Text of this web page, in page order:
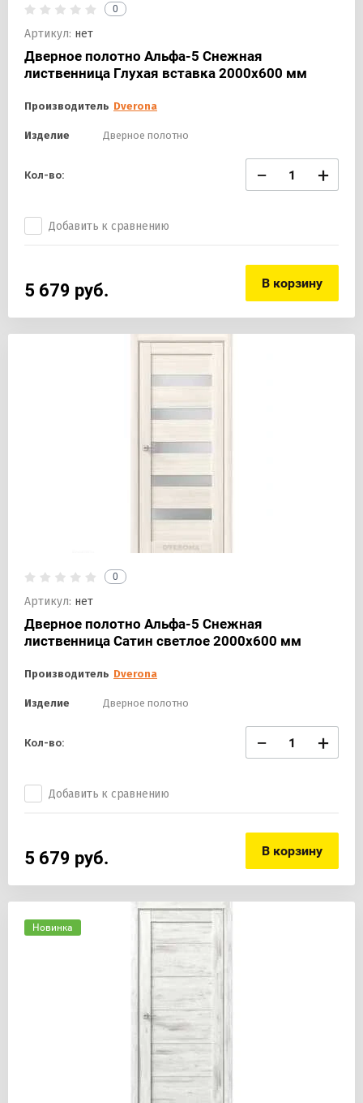
0
Артикул: нет
Дверное полотно Альфа-5 Снежная
лиственница Глухая вставка 2000х600 мм
Производитель Dverona
Изделие Дверное полотно
Кол-во: − +
Добавить к сравнению
5 679 руб. В корзину
0
Артикул: нет
Дверное полотно Альфа-5 Снежная
лиственница Сатин светлое 2000х600 мм
Производитель Dverona
Изделие Дверное полотно
Кол-во: − +
Добавить к сравнению
5 679 руб. В корзину
Новинка